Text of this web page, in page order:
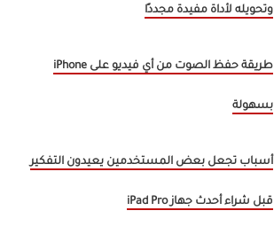
وتحويله لأداة مفيدة مجددًا
طريقة حفظ الصوت من أي فيديو على iPhone
بسهولة
أسباب تجعل بعض المستخدمين يعيدون التفكير
قبل شراء أحدث جهاز iPad Pro